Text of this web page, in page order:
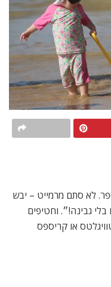
לא סתם מרמייט – יבש
גבינה!״. וחטיפים
או קריספס